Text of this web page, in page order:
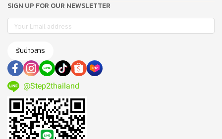
SIGN UP FOR OUR NEWSLETTER
รับข่าวสาร
@Step2thailand